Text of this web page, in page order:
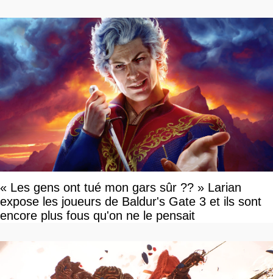
« Les gens ont tué mon gars sûr ?? » Larian
expose les joueurs de Baldur's Gate 3 et ils sont
encore plus fous qu'on ne le pensait